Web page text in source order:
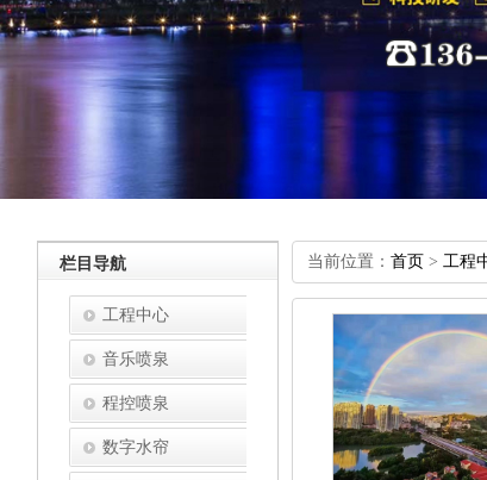
栏目导航
工程中心
音乐喷泉
程控喷泉
数字水帘
当前位置：首页 > 工程